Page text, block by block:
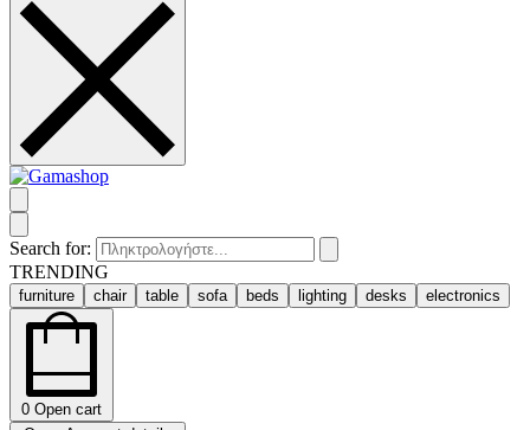
Search for:
TRENDING
furniture chair table sofa beds lighting desks electronics
0 Open cart